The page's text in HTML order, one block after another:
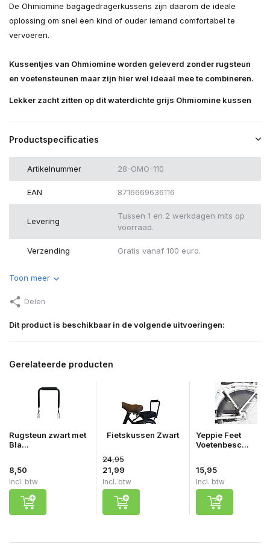
De Ohmiomine bagagedragerkussens zijn daarom de ideale
oplossing om snel een kind of ouder iemand comfortabel te
vervoeren.
Kussentjes van Ohmiomine worden geleverd zonder rugsteun
en voetensteunen maar zijn hier wel ideaal mee te combineren.
Lekker zacht zitten op dit waterdichte grijs Ohmiomine kussen
Productspecificaties
Artikelnummer 28-OMO-110
EAN 8716669636116
Levering
Tussen 1 en 2 werkdagen mits op
voorraad.
Verzending Gratis vanaf 100 euro.
Toon meer
Delen
Dit product is beschikbaar in de volgende uitvoeringen:
Gerelateerde producten
Rugsteun zwart met
Bla...
8,50
Incl. btw
Fietskussen Zwart
24,95
21,99
Incl. btw
Yeppie Feet
Voetenbesc...
15,95
Incl. btw